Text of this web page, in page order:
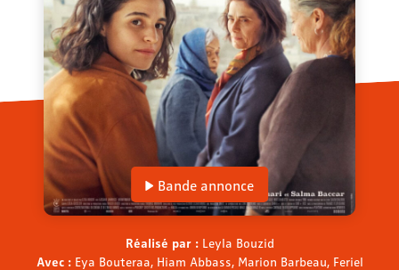
Bande annonce
Réalisé par : Leyla Bouzid
Avec : Eya Bouteraa, Hiam Abbass, Marion Barbeau, Feriel